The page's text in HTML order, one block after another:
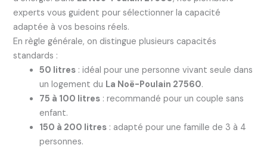
experts vous guident pour sélectionner la capacité
adaptée à vos besoins réels.
En règle générale, on distingue plusieurs capacités
standards :
50 litres: idéal pour une personne vivant seule dans
un logement du La Noë-Poulain 27560.
75 à 100 litres: recommandé pour un couple sans
enfant.
150 à 200 litres: adapté pour une famille de 3 à 4
personnes.